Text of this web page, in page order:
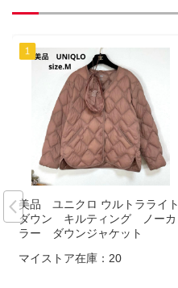
美品 ユニクロ ウルトラライト
ダウン キルティング ノーカ
ラー ダウンジャケット
マイストア在庫： 20